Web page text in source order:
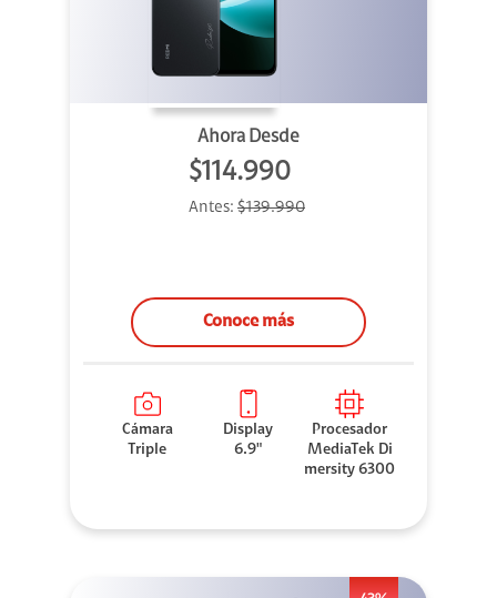
Ahora Desde
$114.990
Antes: $139.990
Conoce más
Cámara
Triple
Display
6.9"
Procesador
MediaTek Di
mersity 6300